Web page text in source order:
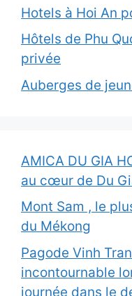
Hotels à Hoi An
Hôtels de Phu
privée
Auberges de
AMICA DU GIA
au cœur de Du
Mont Sam , le
du Mékong
Pagode Vinh
incontournable
journée dans le